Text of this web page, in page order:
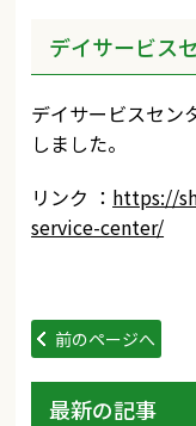
デイサービス
デイサービスセン
しました。
リンク ： https://
service-center/
前のページへ
最新の記事